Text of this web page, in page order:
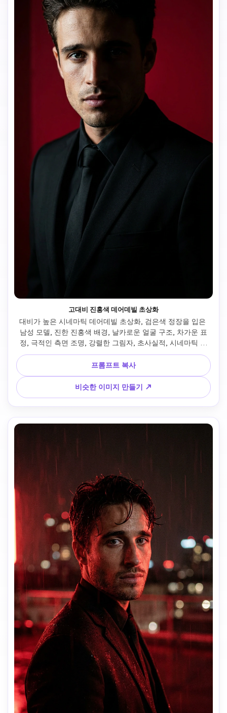
고대비 진홍색 데어데빌 초상화
대비가 높은 시네마틱 데어데빌 초상화, 검은색 정장을 입은
남성 모델, 진한 진홍색 배경, 날카로운 얼굴 구조, 차가운 표
정, 극적인 측면 조명, 강렬한 그림자, 초사실적, 시네마틱 사
진, 8K 해상도
프롬프트 복사
비슷한 이미지 만들기 ↗